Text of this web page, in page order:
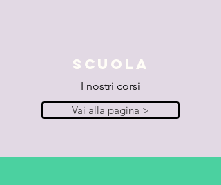
SCUOLA
I nostri corsi
Vai alla pagina >